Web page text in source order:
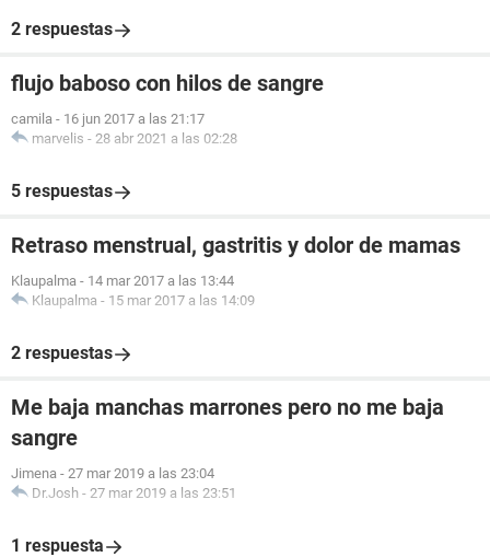
2 respuestas
flujo baboso con hilos de sangre
camila - 16 jun 2017 a las 21:17
marvelis - 28 abr 2021 a las 02:28
5 respuestas
Retraso menstrual, gastritis y dolor de mamas
Klaupalma - 14 mar 2017 a las 13:44
Klaupalma - 15 mar 2017 a las 14:09
2 respuestas
Me baja manchas marrones pero no me baja
sangre
Jimena - 27 mar 2019 a las 23:04
Dr.Josh - 27 mar 2019 a las 23:51
1 respuesta